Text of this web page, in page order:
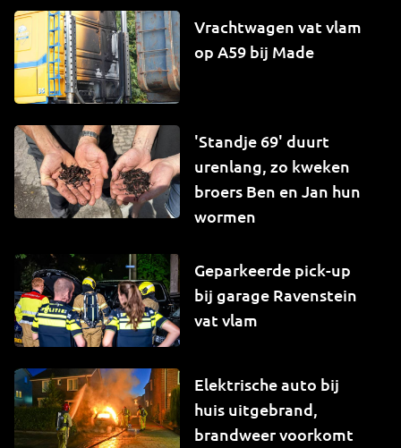
Vrachtwagen vat vlam
op A59 bij Made
'Standje 69' duurt
urenlang, zo kweken
broers Ben en Jan hun
wormen
Geparkeerde pick-up
bij garage Ravenstein
vat vlam
Elektrische auto bij
huis uitgebrand,
brandweer voorkomt